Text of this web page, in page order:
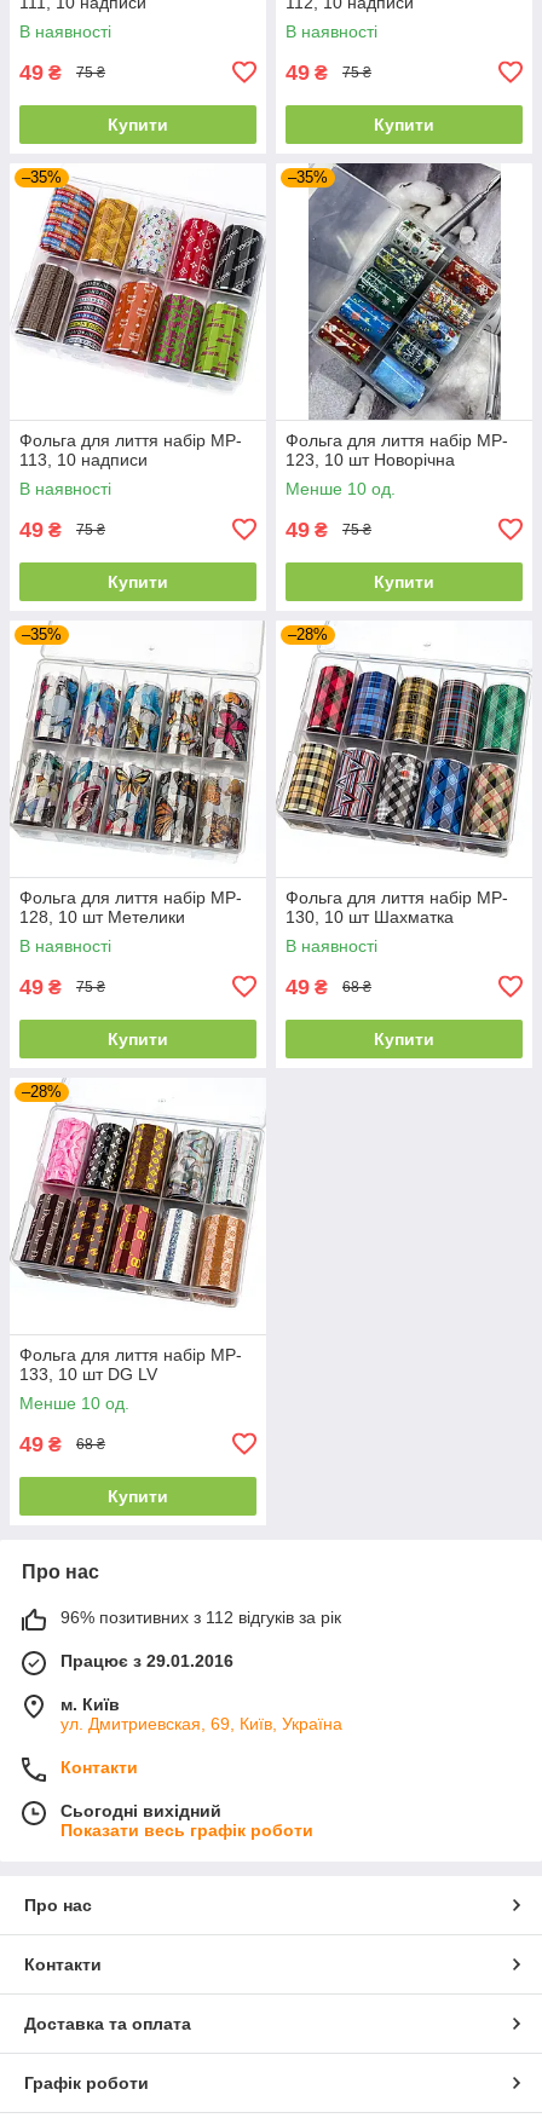
В наявності
49 ₴ 75 ₴
Купити
В наявності
49 ₴ 75 ₴
Купити
–35%
Фольга для лиття набір MP-
113, 10 надписи
В наявності
49 ₴ 75 ₴
Купити
–35%
Фольга для лиття набір MP-
123, 10 шт Новорічна
Менше 10 од.
49 ₴ 75 ₴
Купити
–35%
Фольга для лиття набір MP-
128, 10 шт Метелики
В наявності
49 ₴ 75 ₴
Купити
–28%
Фольга для лиття набір MP-
130, 10 шт Шахматка
В наявності
49 ₴ 68 ₴
Купити
–28%
Фольга для лиття набір MP-
133, 10 шт DG LV
Менше 10 од.
49 ₴ 68 ₴
Купити
Про нас
96% позитивних з 112 відгуків за рік
Працює з 29.01.2016
м. Київ
ул. Дмитриевская, 69, Київ, Україна
Контакти
Сьогодні вихідний
Показати весь графік роботи
Про нас
Контакти
Доставка та оплата
Графік роботи